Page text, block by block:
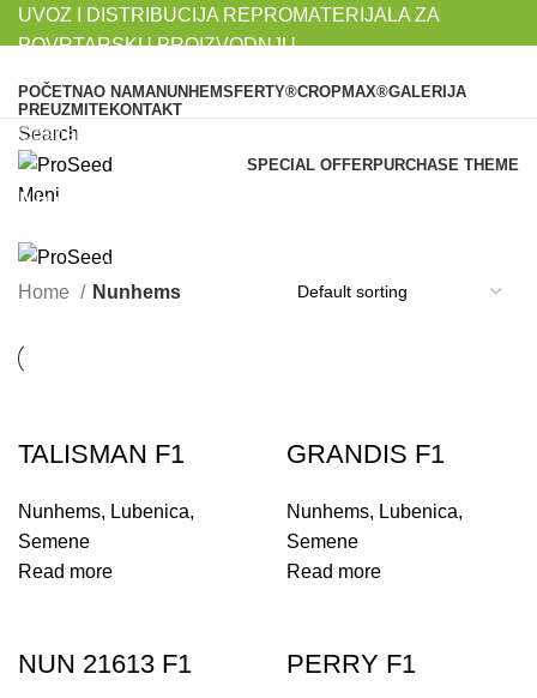
UVOZ I DISTRIBUCIJA REPROMATERIJALA ZA
POVRTARSKU PROIZVODNJU...
POČETNAO NAMANUNHEMS FERTY®CROPMAX®GALERIJA
PREUZMITEKONTAKT
Search
Meni
Odaberite kategoriju
SPECIAL OFFERPURCHASE THEME
Nunhems
Kategorije
Home Nunhems
TALISMAN F1
Nunhems, Lubenica,
Semene
Read more
GRANDIS F1
Nunhems, Lubenica,
Semene
Read more
NUN 21613 F1 PERRY F1